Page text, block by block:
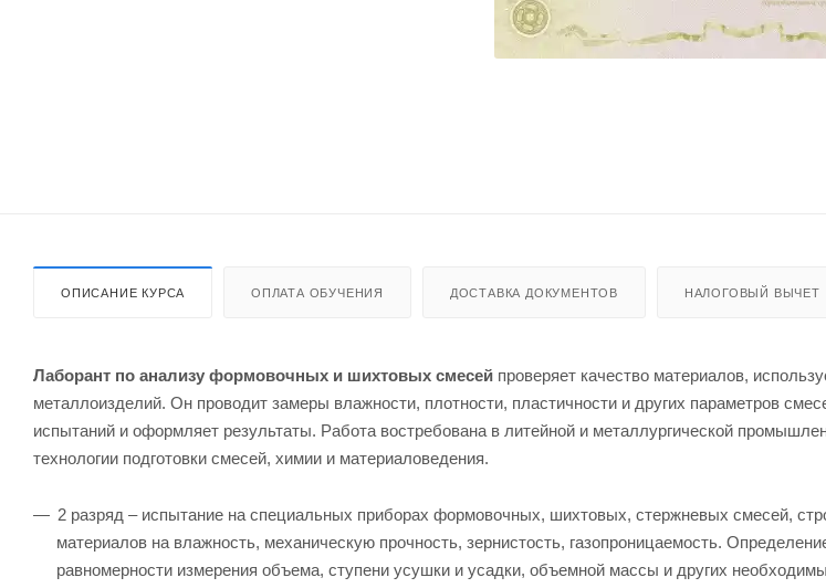
ОПИСАНИЕ КУРСА ОПЛАТА ОБУЧЕНИЯ ДОСТАВКА ДОКУМЕНТОВ НАЛОГОВЫЙ ВЫЧЕТ
Лаборант по анализу формовочных и шихтовых смесей проверяет качество материалов,
металлоизделий. Он проводит замеры влажности, плотности, пластичности и других параметров
испытаний и оформляет результаты. Работа востребована в литейной и металлургической
технологии подготовки смесей, химии и материаловедения.
2 разряд – испытание на специальных приборах формовочных, шихтовых, стержневых смесей,
материалов на влажность, механическую прочность, зернистость, газопроницаемость.
равномерности измерения объема, ступени усушки и усадки, объемной массы и других